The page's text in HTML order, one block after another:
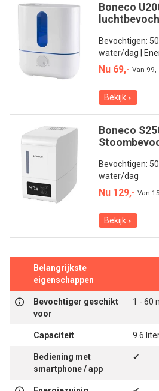
Boneco
Bevochtigen:
water/dag |
Nu 69,- Van 99,-
Bekijk
Boneco
Bevochtigen:
water/dag
Nu 129,- Van
Bekijk
Belangrijkste
eigenschappen
Bevochtiger geschikt
voor
1 - 60
Capaciteit 9.6
Bediening met
smartphone / app
✔